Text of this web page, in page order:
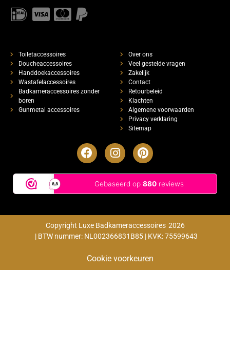
Toiletaccessoires
Doucheaccessoires
Handdoekaccessoires
Wastafelaccessoires
Badkameraccessoires zonder
boren
Gunmetal accessoires
Over ons
Veel gestelde vragen
Zakelijk
Contact
Retourbeleid
Klachten
Algemene voorwaarden
Privacy verklaring
Sitemap
Copyright Luxe Badkameraccessoires 2026
| BTW nummer: NL002366831B85 | KVK: 75599643
Cookie voorkeuren